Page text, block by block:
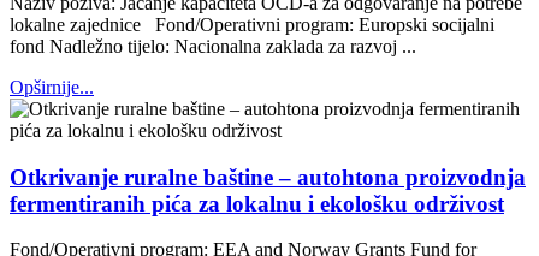
lokalne zajednice Fond/Operativni program: Europski socijalni
fond Nadležno tijelo: Nacionalna zaklada za razvoj ...
Opširnije...
Otkrivanje ruralne baštine – autohtona proizvodnja
fermentiranih pića za lokalnu i ekološku održivost
Fond/Operativni program: EEA and Norway Grants Fund for